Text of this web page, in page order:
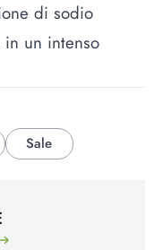
di sodio
in un intenso
Sale